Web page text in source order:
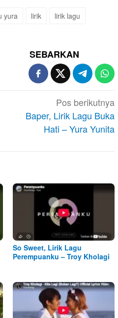
yura lirik
lirik lagu
SEBARKAN
Pos berikutnya
Baper, Lirik Lagu Buka
Hati – Yura Yunita
So Sweet, Lirik Lagu
Perempuanku – Troy Kholagi